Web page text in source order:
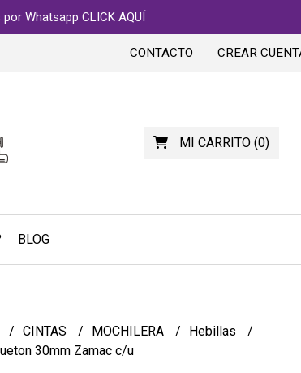
Whatsapp CLICK AQUÍ
CONTACTO CREAR
MI CARRITO(0)
BLOG
CINTAS MOCHILERA
Hebillas
30mm Zamac c/u